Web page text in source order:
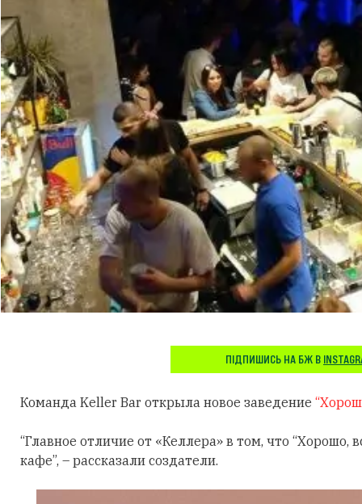
ПІДПИШИСЬ НА БЖ В
Команда Keller Bar открыла новое заведение
“Главное отличие от «Келлера» в том, что “Хорошо,
кафе”, – рассказали создатели.